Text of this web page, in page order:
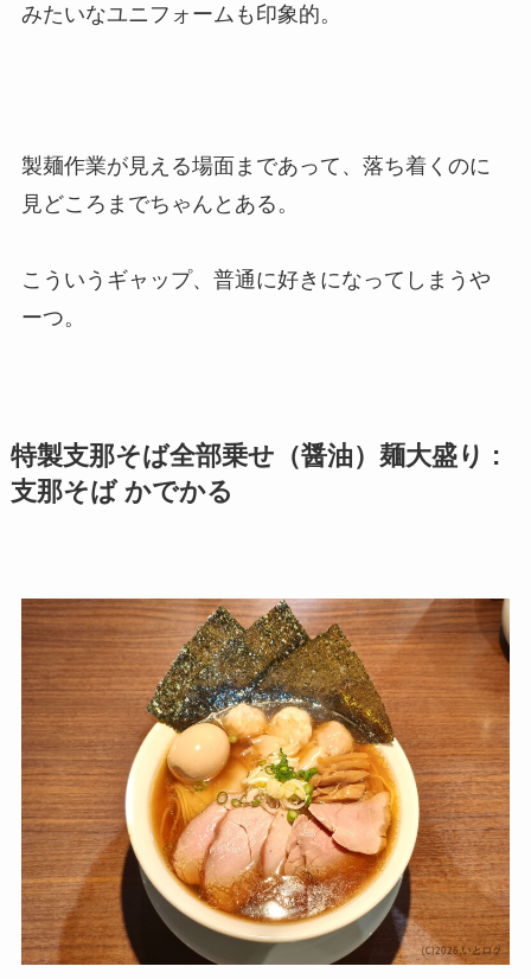
みたいなユニフォームも印象的。
製麺作業が見える場面まであって、落ち着くのに
見どころまでちゃんとある。
こういうギャップ、普通に好きになってしまうや
ーつ。
特製支那そば全部乗せ（醤油）麺大盛り :
支那そば かでかる